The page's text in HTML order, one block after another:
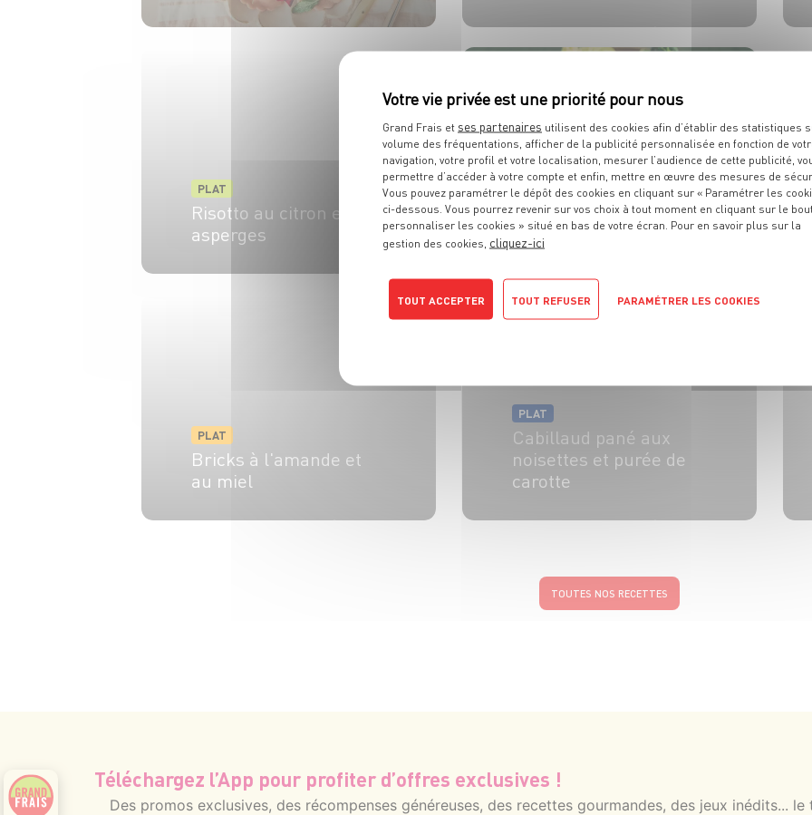
PLAT
Risotto au citron et aux
asperges
PLAT
Ballotines au chou et
aux légumes anciens
4 pers. 25 min
PLAT
Bricks à l'amande et
au miel
PLAT
Cabillaud pané aux
noisettes et purée de
carotte
TOUTES NOS RECETTES
Téléchargez l’App pour profiter d’offres exclusives !
Des promos exclusives, des récompenses généreuses, des recettes gourmandes, des jeux inédits... le
Grand Frais et ses partenaires utilisent des cookies afin d’établir des statistiques
volume des fréquentations, afficher de la publicité personnalisée en fonction de
navigation, votre profil et votre localisation, mesurer l’audience de cette publicité,
permettre d’accéder à votre compte et enfin, mettre en œuvre des mesures de
Vous pouvez paramétrer le dépôt des cookies en cliquant sur « Paramétrer les
ci-dessous. Vous pourrez revenir sur vos choix à tout moment en cliquant sur le
personnaliser les cookies » situé en bas de votre écran. Pour en savoir plus sur la
gestion des cookies, cliquez-ici
TOUT ACCEPTER TOUT REFUSER PARAMÉTRER LES COOKIES